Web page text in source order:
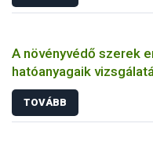
A növényvédő szerek
hatóanyagaik
TOVÁBB